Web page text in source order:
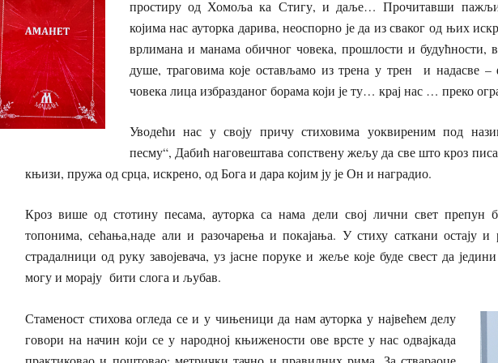
простиру од Хомоља ка Стигу, и даље… Прочитавши
којима нас ауторка дарива, неоспорно је да из сваког од њих
врлимана и манама обичног човека, прошлости и будућности,
душе, траговима које остављамо из трена у трен и надасве –
човека лица избразданог борама који је ту… крај нас … преко
Уводећи нас у своју причу стиховима уоквиреним под
песму“, Дабић наговештава сопствену жељу да све што кроз
књизи, пружа од срца, искрено, од Бога и дара којим ју је Он и наградио.
Кроз више од стотину песама, ауторка са нама дели свој лични свет препун
топонима, сећања,наде али и разочарења и покајања. У стиху саткани остају и
страдалници од руку завојевача, уз јасне поруке и жеље које буде свест да
могу и морају бити слога и љубав.
Стаменост стихова огледа се и у чињеници да нам ауторка у највећем делу
говори на начин који се у народној књижености ове врсте у нас одвајкада